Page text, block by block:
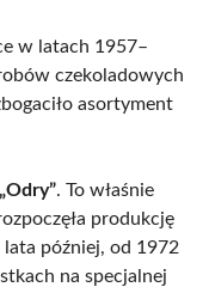
w latach 1957–
czekoladowych
asortyment
„Odry”. To właśnie
produkcję
później, od 1972
na specjalnej